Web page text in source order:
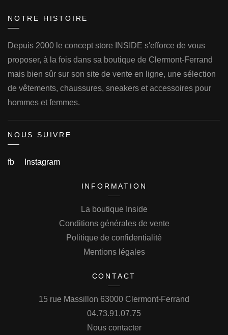
NOTRE HISTOIRE
Depuis 2000 le concept store INSIDE s'efforce de vous
proposer, à la fois dans sa boutique de Clermont-Ferrand
mais bien sûr sur son site de vente en ligne, une sélection
de vêtements, chaussures, sneakers et accessoires pour
hommes et femmes.
NOUS SUIVRE
fb Instagram
INFORMATION
La boutique Inside
Conditions générales de vente
Politique de confidentialité
Mentions légales
CONTACT
15 rue Massillon 63000 Clermont-Ferrand
04.73.91.07.75
Nous contacter